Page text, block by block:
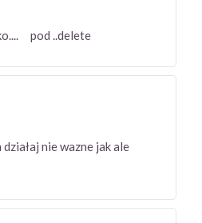
pod ..delete
nie wazne jak ale